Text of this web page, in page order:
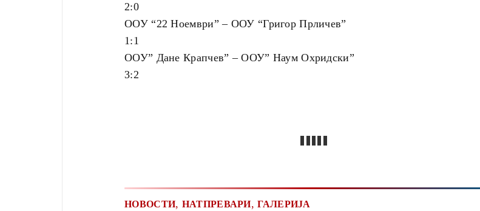
2:0
ООУ “22 Ноември” – ООУ “Григор Прличев”
1:1
ООУ” Дане Крапчев” – ООУ” Наум Охридски”
3:2
НОВОСТИ, НАТПРЕВАРИ,ГАЛЕРИЈА